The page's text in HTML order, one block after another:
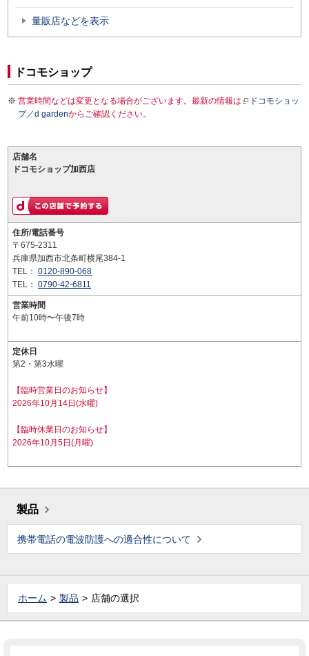
量販店などを表示
ドコモショップ
営業時間などは変更となる場合がございます。最新の情報は
ドコモショッ
プ／d gardenからご確認ください。
店舗名
ドコモショップ加西店
住所/電話番号
〒675-2311
兵庫県加西市北条町横尾384-1
TEL： 0120-890-068
TEL： 0790-42-6811
営業時間
午前10時〜午後7時
定休日
第2・第3水曜
【臨時営業日のお知らせ】
2026年10月14日(水曜)
【臨時休業日のお知らせ】
2026年10月5日(月曜)
製品
携帯電話の電波防護への適合性について
ホーム 製品 店舗の選択